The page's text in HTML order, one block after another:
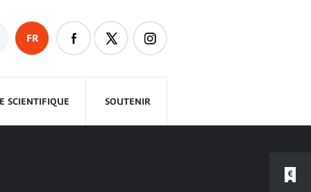
FR
SCIENTIFIQUE SOUTENIR